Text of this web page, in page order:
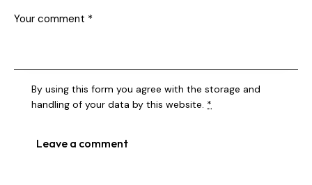
By using this form you agree with the storage and
handling of your data by this website. *